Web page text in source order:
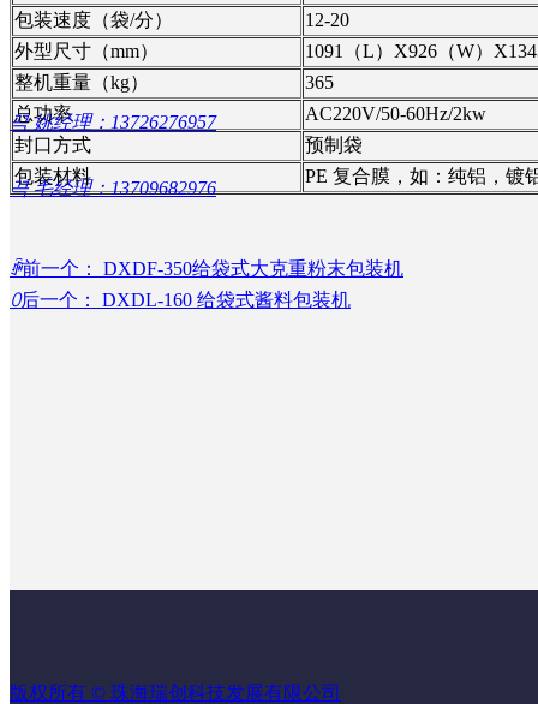
选配
配件
끅 姚经理：13726276957
끅 毛经理：13709682976
包装速度（袋/分）
12-20
外型尺寸（mm）
1091（L）X926（W）
整机重量（kg）
365
总功率
AC220V/50-60Hz/2kw
封口方式
预制袋
包装材料
PE 复合膜，如：纯铝，镀
ꄴ前一个：
DXDF-350给袋式大克重粉末包装机
ꄲ后一个： DXDL-160 给袋式酱料包装机
版权所有 © 珠海瑞创科技发展有限公司